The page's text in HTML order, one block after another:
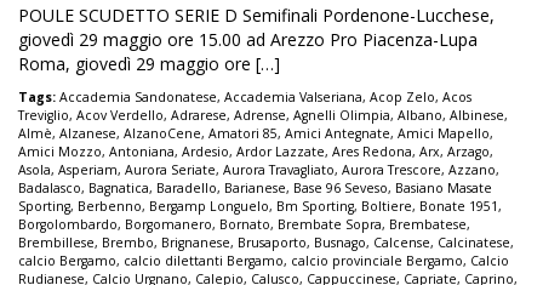
POULE SCUDETTO SERIE D Semifinali Pordenone-Lucchese,
giovedì 29 maggio ore 15.00 ad Arezzo Pro Piacenza-Lupa
Roma, giovedì 29 maggio ore […]
Tags: Accademia Sandonatese, Accademia Valseriana, Acop Zelo, Acos
Treviglio, Acov Verdello, Adrarese, Adrense, Agnelli Olimpia, Albano, Albinese,
Almè, Alzanese, AlzanoCene, Amatori 85, Amici Antegnate, Amici Mapello,
Amici Mozzo, Antoniana, Ardesio, Ardor Lazzate, Ares Redona, Arx, Arzago,
Asola, Asperiam, Aurora Seriate, Aurora Travagliato, Aurora Trescore, Azzano,
Badalasco, Bagnatica, Baradello, Barianese, Base 96 Seveso, Basiano Masate
Sporting, Berbenno, Bergamp Longuelo, Bm Sporting, Boltiere, Bonate 1951,
Borgolombardo, Borgomanero, Bornato, Brembate Sopra, Brembatese,
Brembillese, Brembo, Brignanese, Brusaporto, Busnago, Calcense, Calcinatese,
calcio Bergamo, calcio dilettanti Bergamo, calcio provinciale Bergamo, Calcio
Rudianese, Calcio Urgnano, Calepio, Calusco, Cappuccinese, Capriate, Caprino,